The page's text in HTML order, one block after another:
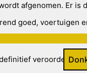
afgenomen. Er is
goed, voertuigen
veroordeeld